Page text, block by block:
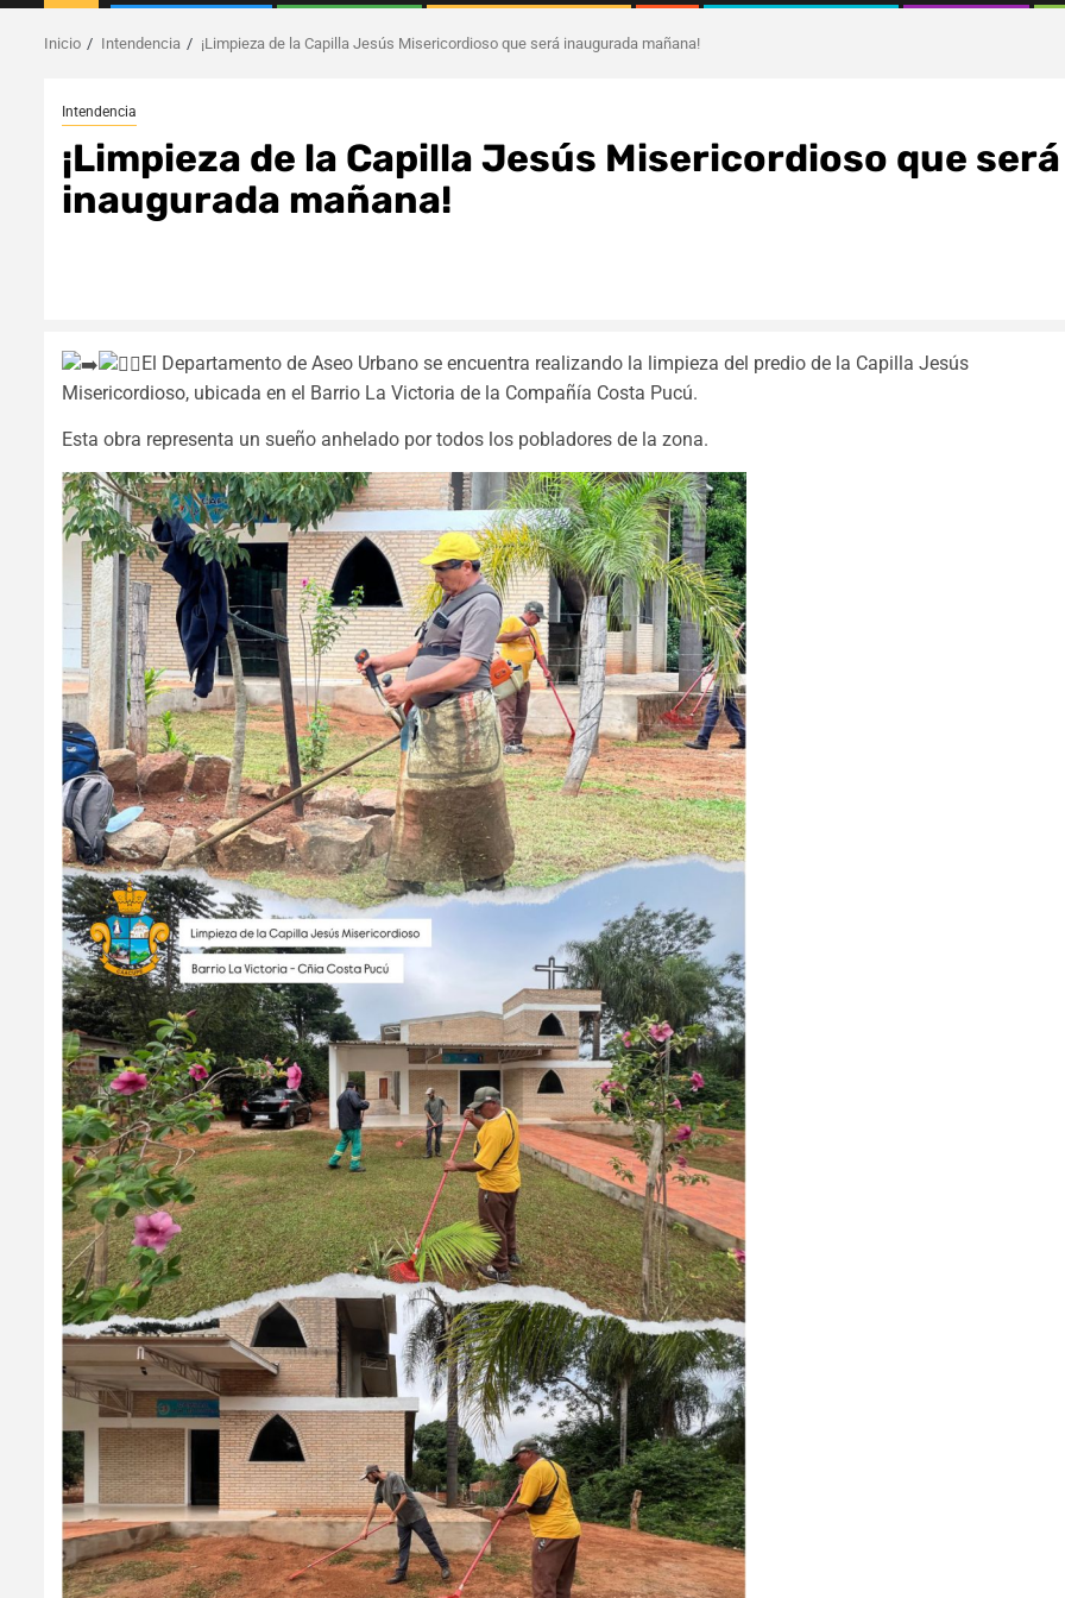
Inicio Intendencia ¡Limpieza de la Capilla Jesús Misericordioso que será inaugurada mañana!
Intendencia
¡Limpieza de la Capilla Jesús Misericordioso que será
inaugurada mañana!
El Departamento de Aseo Urbano se encuentra realizando la limpieza del predio de la Capilla Jesús
Misericordioso, ubicada en el Barrio La Victoria de la Compañía Costa Pucú.
Esta obra representa un sueño anhelado por todos los pobladores de la zona.